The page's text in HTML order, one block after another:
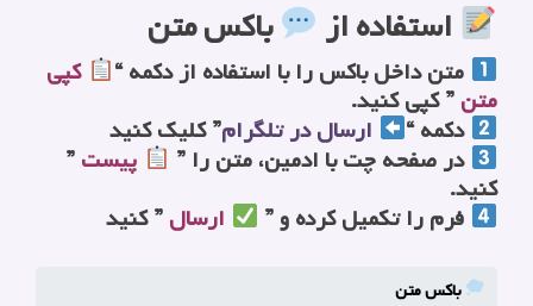
استفاده از
باکس متن
متن داخل باکس را با استفاده از دکمه “
کپی
متن ” کپی کنید.
دکمه “
ارسال در تلگرام” کلیک کنید
در صفحه چت با ادمین، متن را ”
پیست ”
کنید.
فرم را تکمیل کرده و ”
ارسال ” کنید
باکس متن